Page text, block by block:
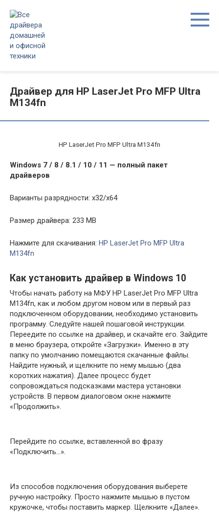
контенту
Драйвер для HP LaserJet Pro MFP Ultra
M134fn
HP LaserJet Pro MFP Ultra M134fn
Windows 7 / 8 / 8.1 / 10 / 11 — полный пакет
драйверов
Варианты разрядности: x32/x64
Размер драйвера: 233 MB
Нажмите для скачивания: HP LaserJet Pro MFP Ultra
M134fn
Как установить драйвер в Windows 10
Чтобы начать работу на МФУ HP LaserJet Pro MFP Ultra
M134fn, как и любом другом новом или в первый раз
подключенном оборудовании, необходимо установить
программу. Следуйте нашей пошаговой инструкции.
Переедите по ссылке на драйвер, и скачайте его. Зайдите
в меню браузера, откройте «Загрузки». Именно в эту
папку по умолчанию помещаются скачанные файлы.
Найдите нужный, и щелкните по нему мышью (два
коротких нажатия). Далее процесс будет
сопровождаться подсказками мастера установки
устройств. В первом диалоговом окне нажмите
«Продолжить».
Перейдите по ссылке, вставленной во фразу
«Подключить…».
Из способов подключения оборудования выберете
ручную настройку. Просто нажмите мышью в пустом
кружочке, чтобы поставить маркер. Щелкните «Далее».